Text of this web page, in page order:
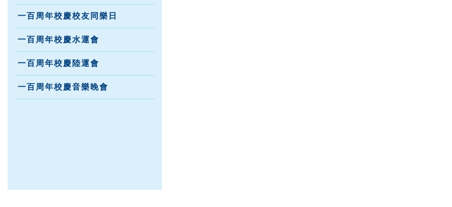
一百周年校慶校友同樂日
一百周年校慶水運會
一百周年校慶陸運會
一百周年校慶音樂晚會